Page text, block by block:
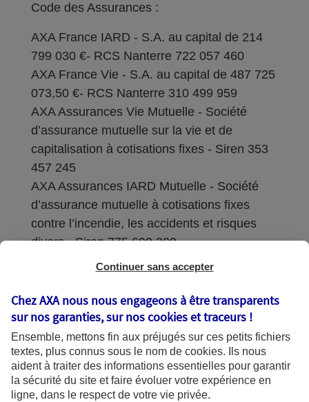
Code des Assurances :
AXA France IARD - S.A. au capital de 214
799 030 €- RCS Nanterre 722 057 460
AXA France Vie - S.A. au capital de 487 725
073,50 €- RCS Nanterre 310 499 959
AXA Assurances Vie Mutuelle - Société
d’assurance mutuelle sur la vie et de
capitalisation à cotisations fixes - Siren 353
457 245
AXA Assurances IARD Mutuelle - Société
d’assurance mutuelle à cotisations fixes
contre l’incendie, les accidents et risques
divers - Siren 775 699 309
Sièges sociaux : 313 Terrasses de l’Arche –
Coordonnées de l'Autorité de contrôle
prudentiel et de résolution (ACPR) : - 4
Place de Budapest - CS 92459 - 75436
Paris Cedex 09. Le détail des procédures de
recours et de réclamation et les
Continuer sans accepter
Chez AXA nous nous engageons à être transparents
sur nos garanties, sur noscookies et traceurs !
Ensemble, mettons fin aux préjugés sur ces petits fichiers
textes, plus connus sous le nom de cookies. Ils nous
aident à traiter des informations essentielles pour garantir
la sécurité du site et faire évoluer votre expérience en
ligne, dans le respect de votre vie privée.